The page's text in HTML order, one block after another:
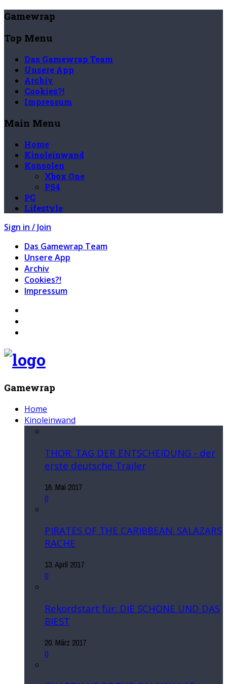
Gamewrap
Top Menu
Das Gamewrap Team
Unsere App
Archiv
Cookies?!
Impressum
Main Menu
Home
Kinoleinwand
Konsolen
Xbox One
PS4
PC
Lifestyle
Sign in / Join
Das Gamewrap Team
Unsere App
Archiv
Cookies?!
Impressum
Gamewrap
Home
Kinoleinwand
THOR: TAG DER ENTSCHEIDUNG - der
erste deutsche Trailer
16. Mai 2017
0
PIRATES OF THE CARIBBEAN: SALAZARS
RACHE
13. April 2017
0
Rekordstart für: DIE SCHÖNE UND DAS
BIEST
20. März 2017
0